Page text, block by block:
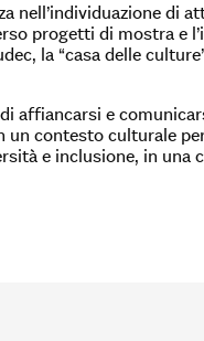
nell’individuazione di
progetti di mostra e
la “casa delle
affiancarsi e
contesto culturale
e inclusione, in